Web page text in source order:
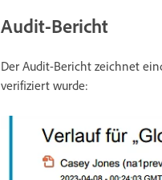
Audit-Bericht
Der Audit-Bericht zeichnet
verifiziert wurde: